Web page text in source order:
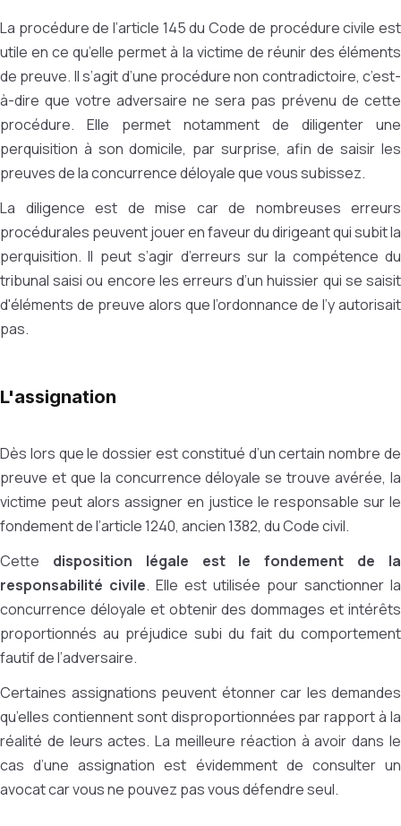
La procédure de l’article 145 du Code de procédure civile est
utile en ce qu’elle permet à la victime de réunir des éléments
de preuve. Il s’agit d’une procédure non contradictoire, c’est-
à-dire que votre adversaire ne sera pas prévenu de cette
procédure. Elle permet notamment de diligenter une
perquisition à son domicile, par surprise, afin de saisir les
preuves de la concurrence déloyale que vous subissez.
La diligence est de mise car de nombreuses erreurs
procédurales peuvent jouer en faveur du dirigeant qui subit la
perquisition. Il peut s’agir d’erreurs sur la compétence du
tribunal saisi ou encore les erreurs d’un huissier qui se saisit
d'éléments de preuve alors que l’ordonnance de l’y autorisait
pas.
L'assignation
Dès lors que le dossier est constitué d’un certain nombre de
preuve et que la concurrence déloyale se trouve avérée, la
victime peut alors assigner en justice le responsable sur le
fondement de l’article 1240, ancien 1382, du Code civil.
Cette disposition légale est le fondement de la
responsabilité civile. Elle est utilisée pour sanctionner la
concurrence déloyale et obtenir des dommages et intérêts
proportionnés au préjudice subi du fait du comportement
fautif de l’adversaire.
Certaines assignations peuvent étonner car les demandes
qu’elles contiennent sont disproportionnées par rapport à la
réalité de leurs actes. La meilleure réaction à avoir dans le
cas d’une assignation est évidemment de consulter un
avocat car vous ne pouvez pas vous défendre seul.